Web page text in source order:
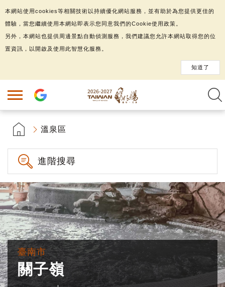
溫泉區
進階搜尋
臺南市
關子嶺
本網站使用cookies等相關技術以持續優化網站服務，並有助於為您提供更佳的
體驗，當您繼續使用本網站即表示您同意我們的Cookie使用政策。
另外，本網站也提供周邊景點自動偵測服務，我們建議您允許本網站取得您的位
置資訊，以開啟及使用此智慧化服務。
知道了